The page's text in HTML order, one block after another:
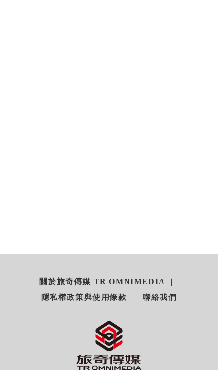
關於旅奇傳媒 TR OMNIMEDIA
隱私權政策與使用條款
聯絡我們